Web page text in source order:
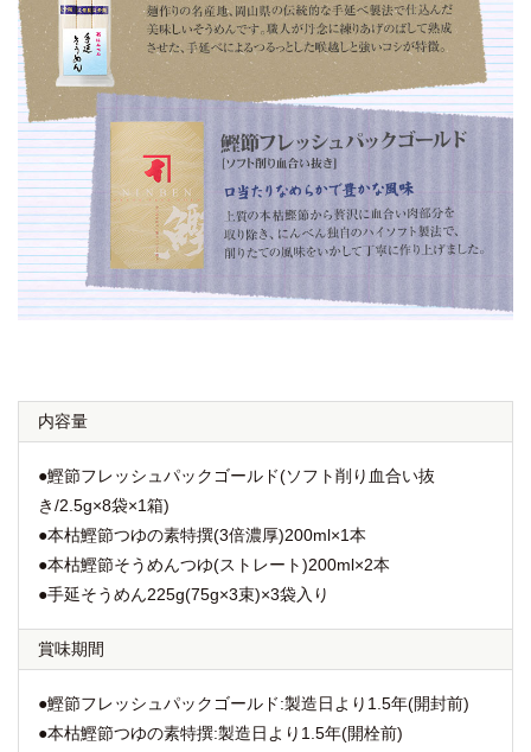
内容量
●鰹節フレッシュパックゴールド(ソフト削り血合い抜
き/2.5g×8袋×1箱)
●本枯鰹節つゆの素特撰(3倍濃厚)200ml×1本
●本枯鰹節そうめんつゆ(ストレート)200ml×2本
●手延そうめん225g(75g×3束)×3袋入り
賞味期間
●鰹節フレッシュパックゴールド:製造日より1.5年(開封前)
●本枯鰹節つゆの素特撰:製造日より1.5年(開栓前)